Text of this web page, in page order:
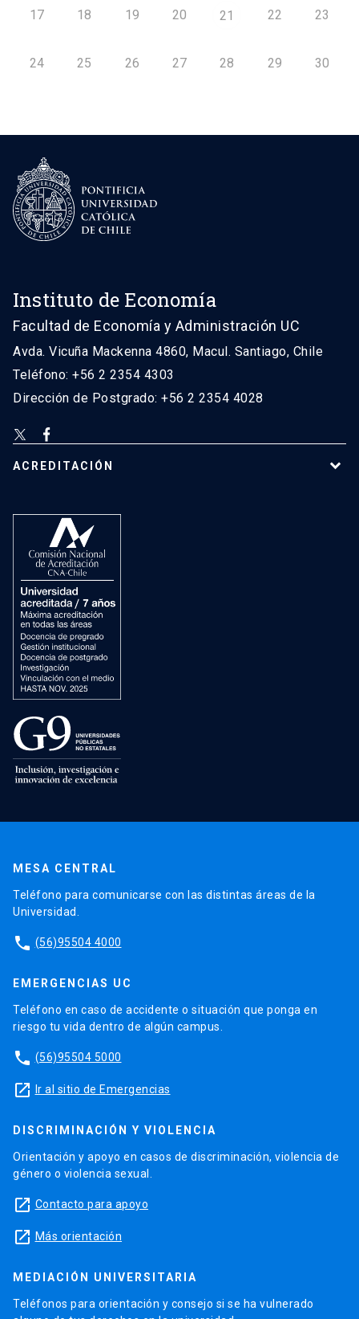
17 18 19 20 21 22 23
24 25 26 27 28 29 30
Instituto de Economía
Facultad de Economía y Administración UC
Avda. Vicuña Mackenna 4860, Macul. Santiago, Chile
Teléfono: +56 2 2354 4303
Dirección de Postgrado: +56 2 2354 4028
ACREDITACIÓN
MESA CENTRAL
Teléfono para comunicarse con las distintas áreas de la
Universidad.
phone (56)95504 4000
EMERGENCIAS UC
Teléfono en caso de accidente o situación que ponga en
riesgo tu vida dentro de algún campus.
phone (56)95504 5000
launch Ir al sitio de Emergencias
DISCRIMINACIÓN Y VIOLENCIA
Orientación y apoyo en casos de discriminación, violencia de
género o violencia sexual.
launch Contacto para apoyo
launch Más orientación
MEDIACIÓN UNIVERSITARIA
Teléfonos para orientación y consejo si se ha vulnerado